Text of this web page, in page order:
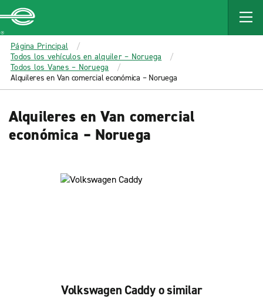
MAIN
CONTENT
Enterprise
Página Principal
Todos los vehículos en alquiler – Noruega
Todos los Vanes – Noruega
Alquileres en Van comercial económica – Noruega
Alquileres en Van comercial
económica – Noruega
Volkswagen Caddy o similar